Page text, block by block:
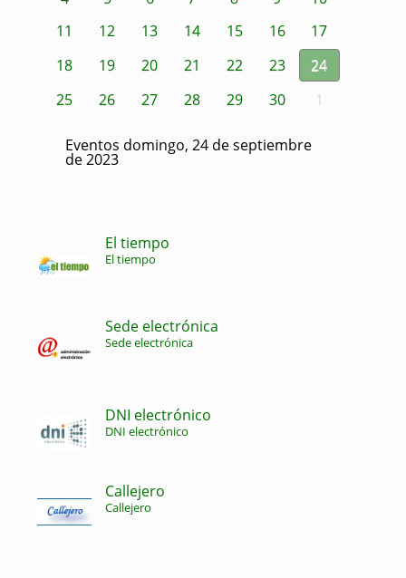
11
12 13 14 15 16
17
18
19 20 21 22 23
24
25
26 27 28 29 30 1
Eventos domingo, 24 de septiembre
de 2023
El tiempo
El tiempo
Sede electrónica
Sede electrónica
DNI electrónico
DNI electrónico
Callejero
Callejero